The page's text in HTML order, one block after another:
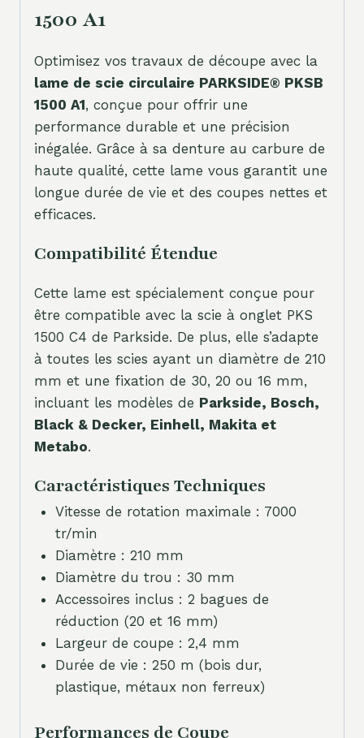
1500 A1
Optimisez vos travaux de découpe avec la
lame de scie circulaire PARKSIDE® PKSB
1500 A1, conçue pour offrir une
performance durable et une précision
inégalée. Grâce à sa denture au carbure de
haute qualité, cette lame vous garantit une
longue durée de vie et des coupes nettes et
efficaces.
Compatibilité Étendue
Cette lame est spécialement conçue pour
être compatible avec la scie à onglet PKS
1500 C4 de Parkside. De plus, elle s’adapte
à toutes les scies ayant un diamètre de 210
mm et une fixation de 30, 20 ou 16 mm,
incluant les modèles de Parkside, Bosch,
Black & Decker, Einhell, Makita et
Metabo.
Caractéristiques Techniques
Vitesse de rotation maximale : 7000
tr/min
Diamètre : 210 mm
Diamètre du trou : 30 mm
Accessoires inclus : 2 bagues de
réduction (20 et 16 mm)
Largeur de coupe : 2,4 mm
Durée de vie : 250 m (bois dur,
plastique, métaux non ferreux)
Performances de Coupe